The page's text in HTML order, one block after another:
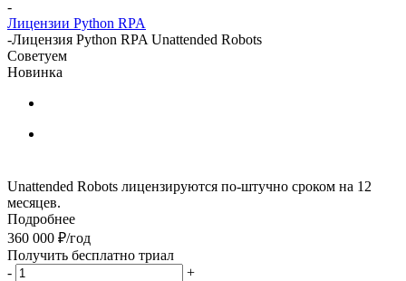
-
Лицензии Python RPA
-Лицензия Python RPA Unattended Robots
Советуем
Новинка
Unattended Robots лицензируются по-штучно сроком на 12
месяцев.
Подробнее
360 000 ₽/год
Получить бесплатно триал
-
+